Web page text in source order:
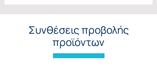
Συνθέσεις προβολής
προϊόντων